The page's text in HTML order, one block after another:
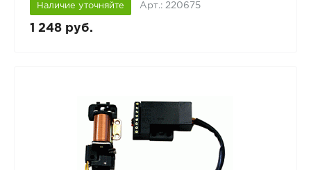
Наличие уточняйте Арт.: 220675
1 248 руб.